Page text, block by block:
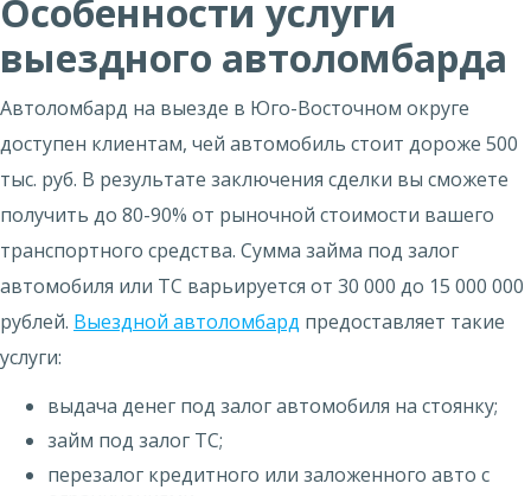
Особенности услуги
выездного автоломбарда
Автоломбард на выезде в Юго-Восточном округе
доступен клиентам, чей автомобиль стоит дороже 500
тыс. руб. В результате заключения сделки вы сможете
получить до 80-90% от рыночной стоимости вашего
транспортного средства. Сумма займа под залог
автомобиля или ТС варьируется от 30 000 до 15 000 000
рублей. Выездной автоломбард предоставляет такие
услуги:
выдача денег под залог автомобиля на стоянку;
займ под залог ТС;
перезалог кредитного или заложенного авто с